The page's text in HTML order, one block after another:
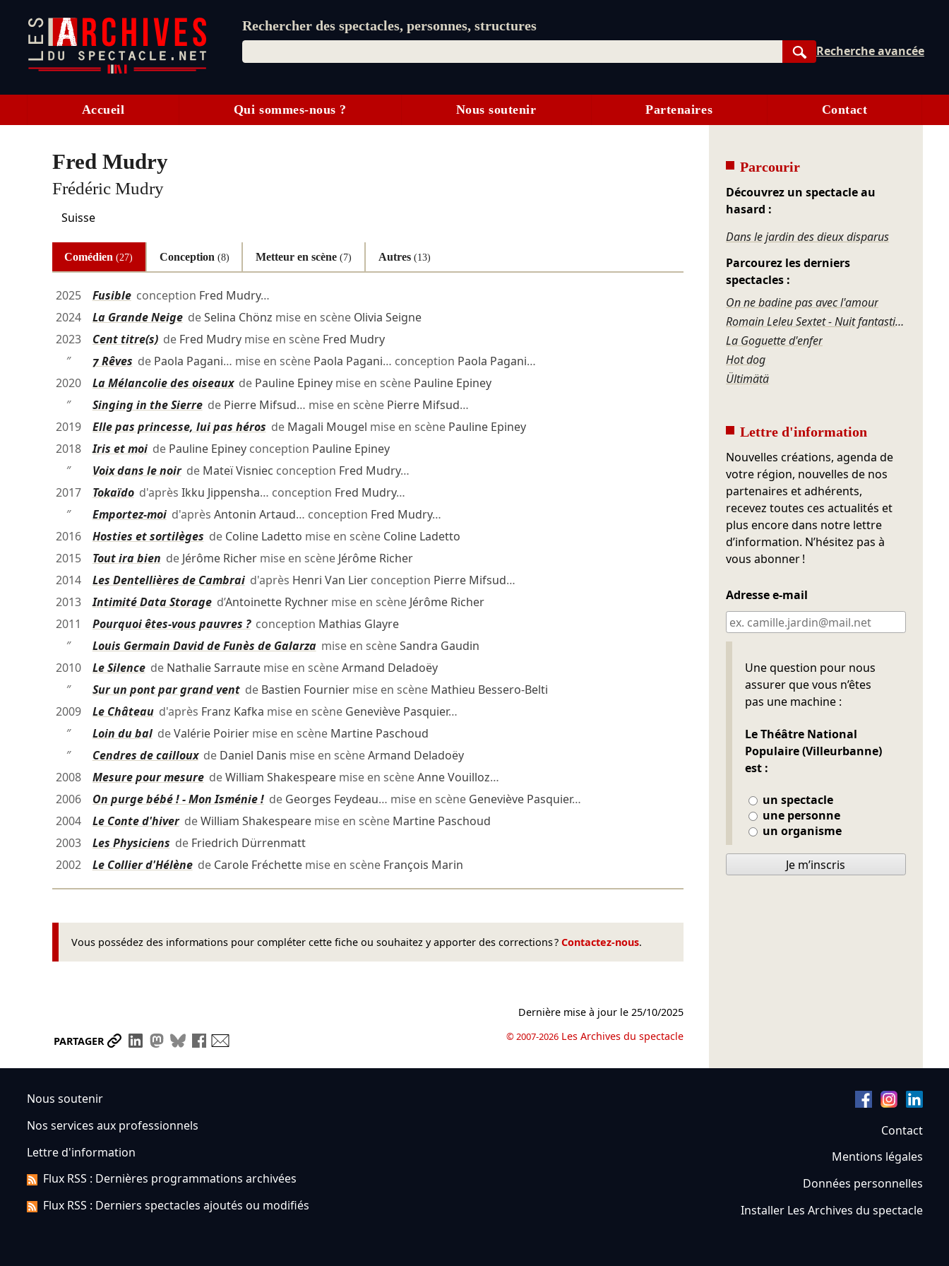
Rechercher des spectacles, personnes, structures
Rechercher
Recherche avancée
Accueil Qui sommes-nous ? Nous soutenir Partenaires Contact
Fred Mudry
Frédéric Mudry
Suisse
Comédien(27) Conception (8) Metteur en scène(7) Autres (13)
2025 Fusibleconception Fred Mudry…
2024
La Grande NeigedeSelina Chönz mise en scène Olivia Seigne
2023
Cent titre(s)de Fred Mudrymise en scène Fred Mudry
″
7 Rêves de Paola Pagani… mise en scène Paola Pagani… conception Paola Pagani…
2020
La Mélancolie des oiseauxde Pauline Epineymise en scène Pauline Epiney
″
Singing in the Sierrede Pierre Mifsud… mise en scène Pierre Mifsud…
2019
Elle pas princesse, lui pas héros de Magali Mougel mise en scène Pauline Epiney
2018
Iris et moide Pauline Epineyconception Pauline Epiney
″
Voix dans le noirde Mateï Visniec conception Fred Mudry…
2017
Tokaïdod'après Ikku Jippensha… conception Fred Mudry…
″
Emportez-moid'après Antonin Artaud… conception Fred Mudry…
2016
Hosties et sortilèges de Coline Ladetto mise en scène Coline Ladetto
2015
Tout ira bien de Jérôme Richermise en scène Jérôme Richer
2014
Les Dentellières de Cambraid'après Henri Van Lierconception Pierre Mifsud…
2013
Intimité Data Storaged’Antoinette Rychnermise en scène Jérôme Richer
2011
Pourquoi êtes-vous pauvres ?conception Mathias Glayre
″
Louis Germain David de Funès de Galarzamise en scèneSandra Gaudin
2010
Le Silencede Nathalie Sarrautemise en scèneArmand Deladoëy
″
Sur un pont par grand ventde Bastien Fourniermise en scène Mathieu Bessero-Belti
2009
Le Châteaud'après Franz Kafka mise en scène Geneviève Pasquier…
″
Loin du baldeValérie Poiriermise en scène Martine Paschoud
″
Cendres de caillouxde Daniel Danis mise en scèneArmand Deladoëy
2008
Mesure pour mesuredeWilliam Shakespearemise en scèneAnne Vouilloz…
2006
On purge bébé ! - Mon Isménie !de Georges Feydeau… mise en scène Geneviève Pasquier…
2004
Le Conte d'hiverdeWilliam Shakespearemise en scène Martine Paschoud
2003
Les Physiciens de Friedrich Dürrenmatt
2002
Le Collier d'Hélènede Carole Fréchettemise en scène François Marin
Vous possédez des informations pour compléter cette fiche ou souhaitez y apporter des corrections ? Contactez-nous.
PARTAGER Partager le lien
Partager sur LinkedIn
Partager sur Mastodon
Partager sur Bluesky
Partager sur Facebook
Dernière mise à jour le25/10/2025
© 2007-2026 Les Archives du spectacle
Parcourir
Découvrez un spectacle au
hasard :
Dans le jardin des dieux disparus
Parcourez les derniers
spectacles :
On ne badine pas avec l'amour
Romain Leleu Sextet - Nuit fantastique
La Goguette d'enfer
Hot dog
Ültimätä
Lettre d'information
Nouvelles créations, agenda de
votre région, nouvelles de nos
partenaires et adhérents,
recevez toutes ces actualités et
plus encore dans notre lettre
d’information. N’hésitez pas à
vous abonner !
Adresse e-mail
Une question pour nous
assurer que vous n’êtes
pas une machine :
Le Théâtre National
Populaire (Villeurbanne)
est :
un spectacle
une personne
un organisme
Ne pas remplir
Je m’inscris
Nous soutenir
Nos services aux professionnels
Lettre d'information
Flux RSS : Dernières programmations archivées
Flux RSS : Derniers spectacles ajoutés ou modifiés
Contact
Mentions légales
Données personnelles
Installer Les Archives du spectacle